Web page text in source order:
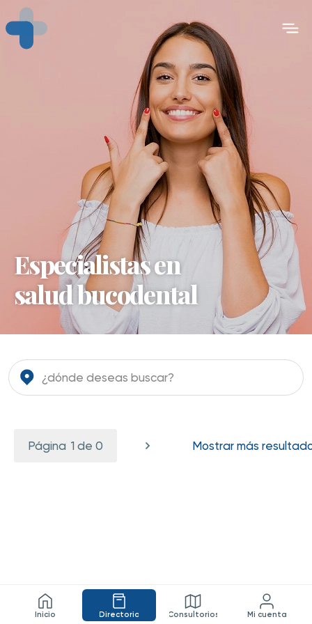
Especialistas en
salud bucodental
1 de 0 Mostrar más
Inicio Directorio Consultorios Mi cuenta